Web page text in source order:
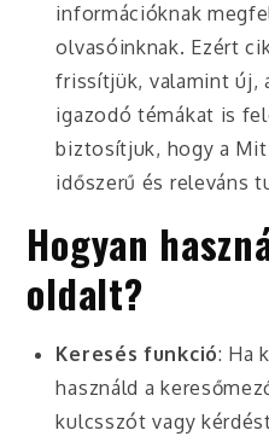
információknak
olvasóinknak. Ezért
frissítjük, valamint új,
igazodó témákat is
biztosítjuk, hogy a
időszerű és releváns
Hogyan
oldalt?
Keresés funkció: Ha
használd a
kulcsszót vagy